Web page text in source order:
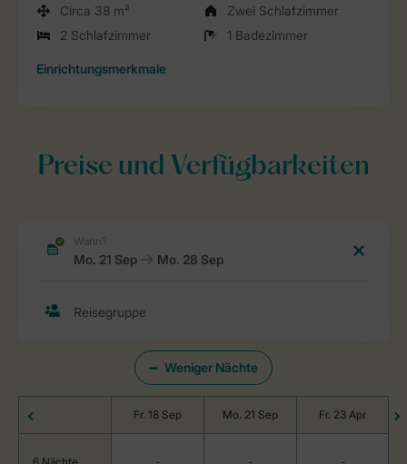
Circa 38 m²
Zwei Schlafzimmer
2 Schlafzimmer
1 Badezimmer
Einrichtungsmerkmale
Preise und Verfügbarkeiten
Weniger Nächte
Fr. 18 Sep Mo. 21 Sep Fr. 23 Apr